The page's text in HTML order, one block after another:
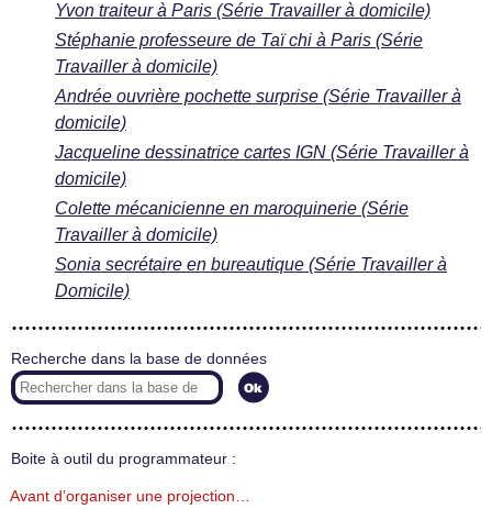
Yvon traiteur à Paris (Série Travailler à domicile)
Stéphanie professeure de Taï chi à Paris (Série
Travailler à domicile)
Andrée ouvrière pochette surprise (Série Travailler à
domicile)
Jacqueline dessinatrice cartes IGN (Série Travailler à
domicile)
Colette mécanicienne en maroquinerie (Série
Travailler à domicile)
Sonia secrétaire en bureautique (Série Travailler à
Domicile)
Recherche dans la base de données
Boite à outil du programmateur :
Avant d’organiser une projection…